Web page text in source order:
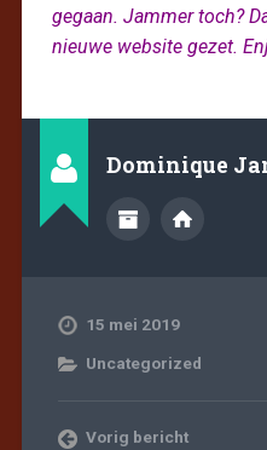
gegaan. Jammer toch?
nieuwe website gezet.
Dominique
15 mei 2019
Uncategorized
Vorig bericht